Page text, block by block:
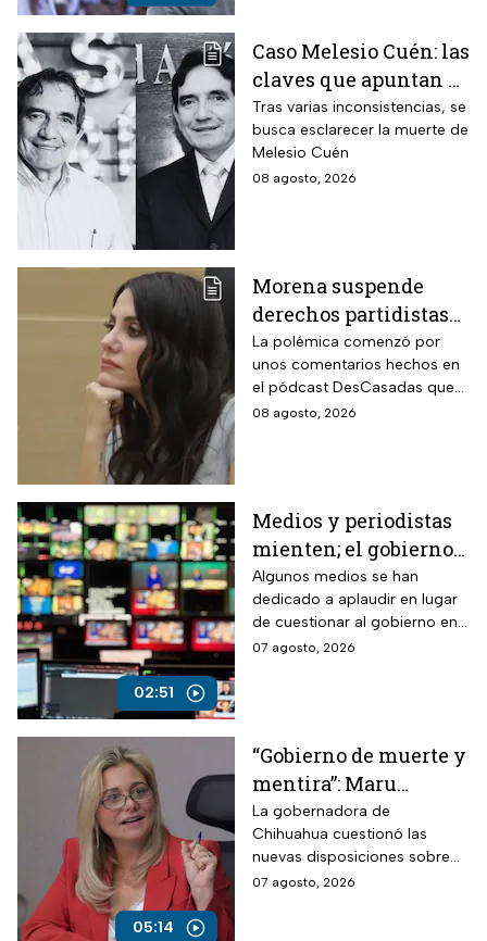
Caso Melesio Cuén: las
claves que apuntan a
un posible montaje en
su asesinato
Tras varias inconsistencias, se
busca esclarecer la muerte de
Melesio Cuén
08 agosto, 2026
Morena suspende
derechos partidistas
de Nayeli Salvatori y
Graciela Palomares
por insulto a adultos
mayores
La polémica comenzó por
unos comentarios hechos en
el pódcast DesCasadas que
se volvieron virales en redes
08 agosto, 2026
02:51
Medios y periodistas
mienten; el gobierno
controla la narrativa a
través de paleros
Algunos medios se han
dedicado a aplaudir en lugar
de cuestionar al gobierno en
medio de los nuevos
07 agosto, 2026
05:14
“Gobierno de muerte y
mentira”: Maru
Campos arremete
contra Morena por
polémicos
lineamientos de
La gobernadora de
Chihuahua cuestionó las
nuevas disposiciones sobre
medios y lanzó fuertes
07 agosto, 2026